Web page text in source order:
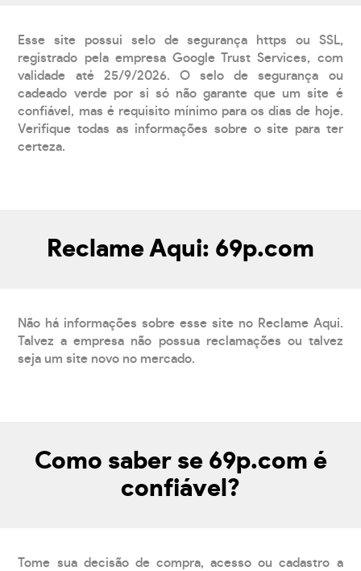
Esse site possui selo de segurança https ou SSL,
registrado pela empresa Google Trust Services, com
validade até 25/9/2026. O selo de segurança ou
cadeado verde por si só não garante que um site é
confiável, mas é requisito mínimo para os dias de hoje.
Verifique todas as informações sobre o site para ter
certeza.
Reclame Aqui: 69p.com
Não há informações sobre esse site no Reclame Aqui.
Talvez a empresa não possua reclamações ou talvez
seja um site novo no mercado.
Como saber se 69p.com é
confiável?
Tome sua decisão de compra, acesso ou cadastro a